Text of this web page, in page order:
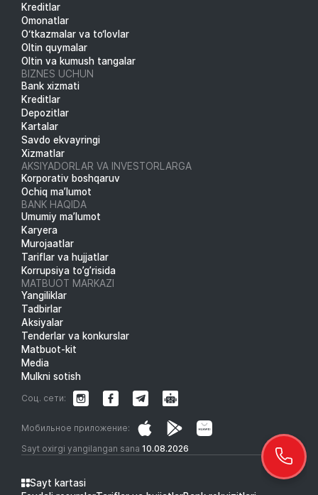
Kreditlar
Omonatlar
O‘tkazmalar va to‘lovlar
Oltin quymalar
Oltin va kumush tangalar
BIZNES UCHUN
Bank xizmati
Kreditlar
Depozitlar
Kartalar
Savdo ekvayringi
Xizmatlar
AKSIYADORLAR VA INVESTORLARGA
Korporativ boshqaruv
Ochiq ma’lumot
BANK HAQIDA
Umumiy ma’lumot
Karyera
Murojaatlar
Tariflar va hujjatlar
Korrupsiya to’g’risida
MATBUOT MARKAZI
Yangiliklar
Tadbirlar
Aksiyalar
Tenderlar va konkurslar
Matbuot-kit
Media
Mulkni sotish
Sayt oxirgi yangilangan sana 10.08.2026
Мобильное приложение:
Соц. сети:
Sayt kartasi